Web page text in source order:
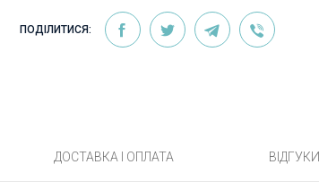
ПОДІЛИТИСЯ:
ДОСТАВКА І ОПЛАТА ВІДГУКИ